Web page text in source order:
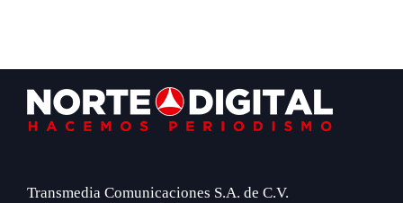
Footer
Transmedia Comunicaciones S.A. de C.V.